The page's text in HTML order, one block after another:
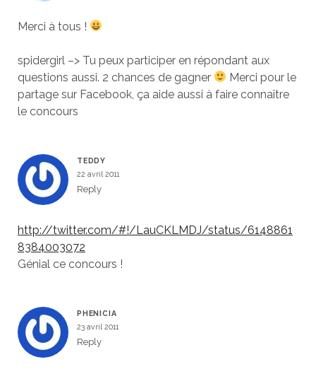
Merci à tous !
spidergirl –> Tu peux participer en répondant aux
questions aussi. 2 chances de gagner
Merci pour le
partage sur Facebook, ça aide aussi à faire connaître
le concours
TEDDY
22 avril 2011
Reply
http://twitter.com/#!/LauCKLMDJ/status/6148861
8384003072
Génial ce concours !
PHENICIA
23 avril 2011
Reply